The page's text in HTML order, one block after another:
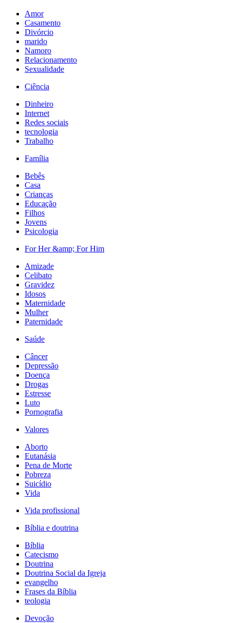
Amor
Casamento
Divórcio
marido
Namoro
Relacionamento
Sexualidade
Ciência
Dinheiro
Internet
Redes sociais
tecnologia
Trabalho
Família
Bebês
Casa
Crianças
Educação
Filhos
Jovens
Psicologia
For Her &amp; For Him
Amizade
Celibato
Gravidez
Idosos
Maternidade
Mulher
Paternidade
Saúde
Câncer
Depressão
Doença
Drogas
Estresse
Luto
Pornografia
Valores
Aborto
Eutanásia
Pena de Morte
Pobreza
Suicídio
Vida
Vida profissional
Bíblia e doutrina
Bíblia
Catecismo
Doutrina
Doutrina Social da Igreja
evangelho
Frases da Bíblia
teologia
Devoção